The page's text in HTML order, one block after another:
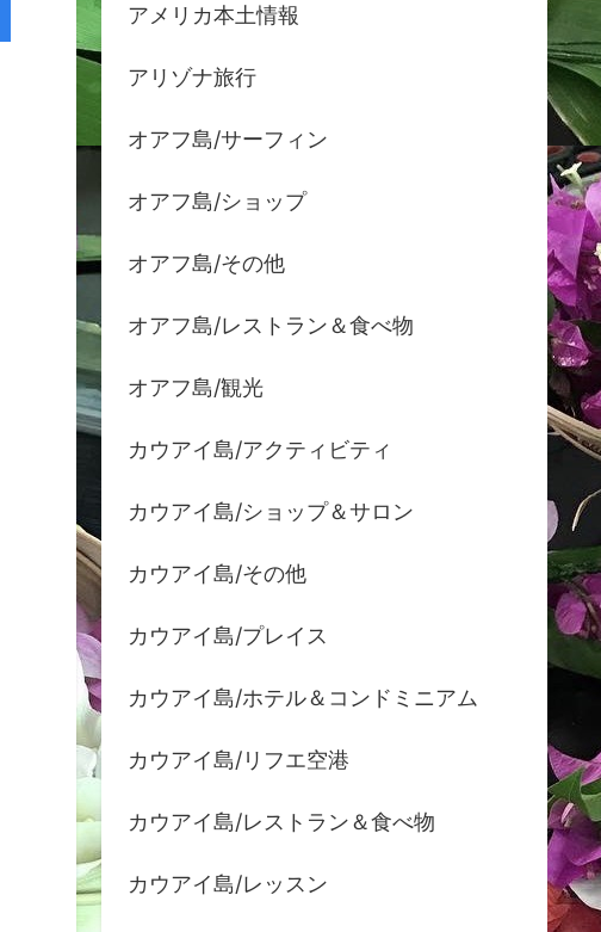
アメリカ本土情報
アリゾナ旅行
オアフ島/サーフィン
オアフ島/ショップ
オアフ島/その他
オアフ島/レストラン＆食べ物
オアフ島/観光
カウアイ島/アクティビティ
カウアイ島/ショップ＆サロン
カウアイ島/その他
カウアイ島/プレイス
カウアイ島/ホテル＆コンドミニアム
カウアイ島/リフエ空港
カウアイ島/レストラン＆食べ物
カウアイ島/レッスン